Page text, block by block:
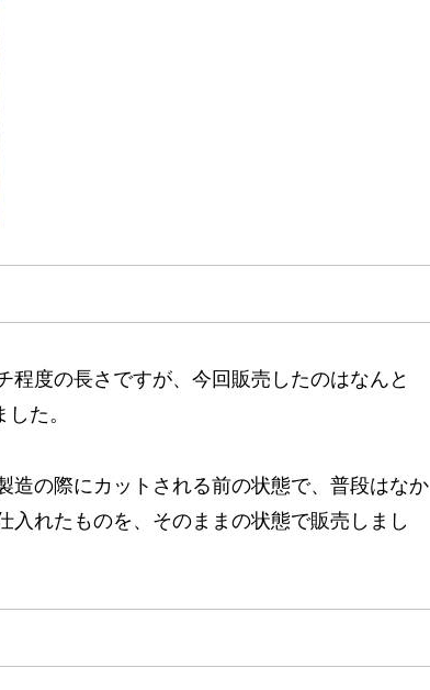
度の長さですが、今回販売したのはなんと
た。
造の際にカットされる前の状態で、普段はなか
れたものを、そのままの状態で販売しまし